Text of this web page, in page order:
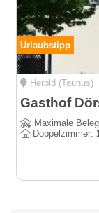
Urlaubstipp
Herold (Taunus)
Gasthof
Maximale
Doppelzimmer: